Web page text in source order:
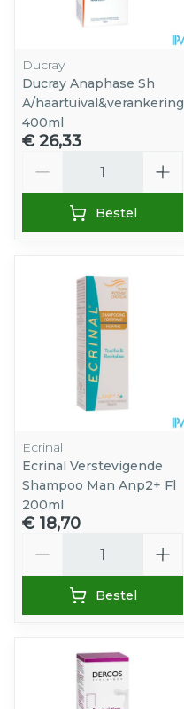
Ducray
Ducray Anaphase Sh
A/haartuival&verankering
400ml
€ 26,33
Bestel
Ecrinal
Ecrinal Verstevigende
Shampoo Man Anp2+ Fl
200ml
€ 18,70
Bestel